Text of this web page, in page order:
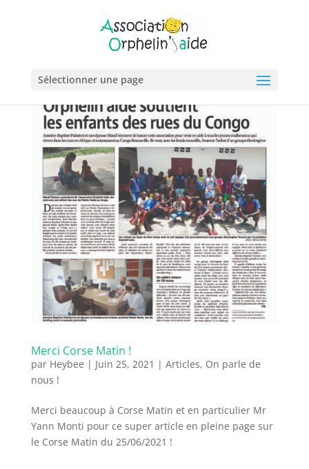
Sélectionner une page
Merci Corse Matin !
par Heybee | Juin 25, 2021 | Articles, On parle de
nous !
Merci beaucoup à Corse Matin et en particulier Mr
Yann Monti pour ce super article en pleine page sur
le Corse Matin du 25/06/2021 !